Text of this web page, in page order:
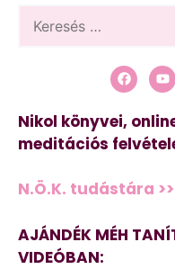
Nikol könyvei,
meditációs
N.Ö.K. tudástára >>
AJÁNDÉK MÉH
VIDEÓBAN: